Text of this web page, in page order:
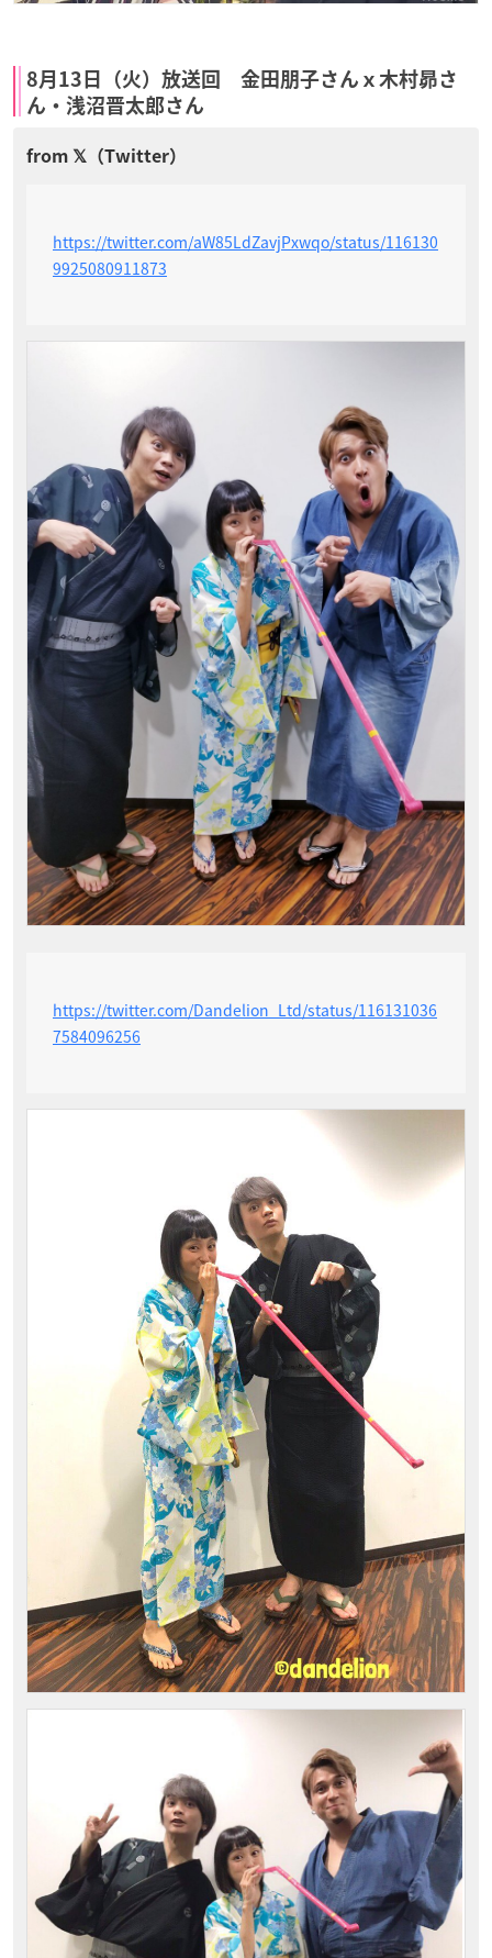
8月13日（火）放送回 金田朋子さんｘ木村昴さ
ん・浅沼晋太郎さん
https://twitter.com/aW85LdZavjPxwqo/status/116130
9925080911873
https://twitter.com/Dandelion_Ltd/status/116131036
7584096256